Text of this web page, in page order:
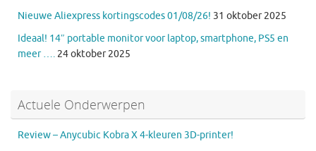
Nieuwe Aliexpress kortingscodes 01/08/26! 31 oktober 2025
Ideaal! 14″ portable monitor voor laptop, smartphone, PS5 en
meer …. 24 oktober 2025
Actuele Onderwerpen
Review – Anycubic Kobra X 4-kleuren 3D-printer!